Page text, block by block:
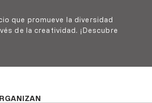
que promueve la diversidad
de la creatividad. ¡Descubre